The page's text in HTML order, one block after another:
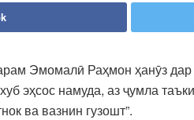
Эмомалӣ Раҳмон ҳанӯз
эҳсос намуда, аз ҷумла
ва вазнин гузошт”.